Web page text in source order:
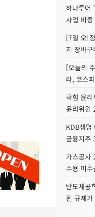
하나투어
사업 비
[7일 오!
지 장바
[오늘의
라, 코스
국힘 윤
윤리위원
KDB생명
금융지주
가스공사
수용 미
반도체공
된 규제